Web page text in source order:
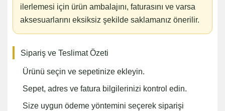
ilerlemesi için ürün ambalajını, faturasını ve varsa
aksesuarlarını eksiksiz şekilde saklamanız önerilir.
Sipariş ve Teslimat Özeti
Ürünü seçin ve sepetinize ekleyin.
Sepet, adres ve fatura bilgilerinizi kontrol edin.
Size uygun ödeme yöntemini seçerek siparişi